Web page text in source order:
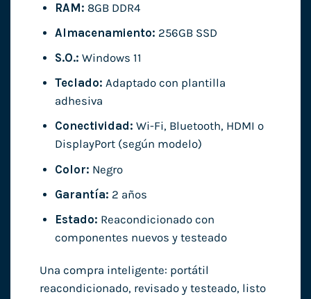
RAM: 8GB DDR4
Almacenamiento: 256GB SSD
S.O.: Windows 11
Teclado: Adaptado con plantilla
adhesiva
Conectividad: Wi-Fi, Bluetooth, HDMI o
DisplayPort (según modelo)
Color: Negro
Garantía: 2 años
Estado: Reacondicionado con
componentes nuevos y testeado
Una compra inteligente: portátil
reacondicionado, revisado y testeado, listo